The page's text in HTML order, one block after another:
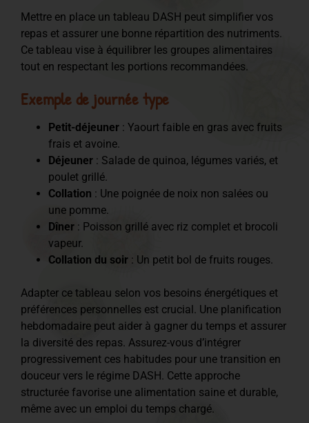
Mettre en place un tableau DASH peut simplifier vos
repas et assurer une bonne répartition des nutriments.
Ce tableau vise à équilibrer les groupes alimentaires
tout en respectant les portions recommandées.
Exemple de journée type
Petit-déjeuner : Yaourt faible en gras avec fruits
frais et avoine.
Déjeuner : Salade de quinoa, légumes variés, et
poulet grillé.
Collation : Une poignée de noix non salées ou
une pomme.
Dîner : Poisson grillé avec riz complet et brocoli
vapeur.
Collation du soir : Un petit bol de fruits rouges.
Adapter ce tableau selon vos besoins énergétiques et
préférences personnelles est crucial. Une planification
hebdomadaire peut aider à gagner du temps et assurer
la diversité des repas. Assurez-vous d’intégrer
progressivement ces habitudes pour une transition en
douceur vers le régime DASH. Cette approche
structurée favorise une alimentation saine et durable,
même avec un emploi du temps chargé.